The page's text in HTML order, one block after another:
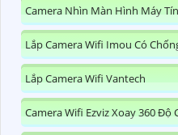
Camera Nhìn Màn Hình Máy
Lắp Camera Wifi Imou Có
Lắp Camera Wifi Vantech
Camera Wifi Ezviz Xoay 360